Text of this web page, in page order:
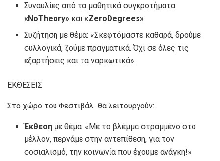
Συναυλίες από τα μαθητικά συγκροτήματα
«NoTheory» και«ZeroDegrees»
Συζήτηση με θέμα: «Σκεφτόμαστε καθαρά, δρούμε
συλλογικά, ζούμε πραγματικά. Όχι σε όλες τις
εξαρτήσεις και τα ναρκωτικά».
ΕΚΘΕΣΕΙΣ
Στο χώρο του Φεστιβάλ θα λειτουργούν:
Έκθεση με θέμα: «Με το βλέμμα στραμμένο στο
μέλλον, περνάμε στην αντεπίθεση, για τον
σοσιαλισμό, την κοινωνία που έχουμε ανάγκη!»